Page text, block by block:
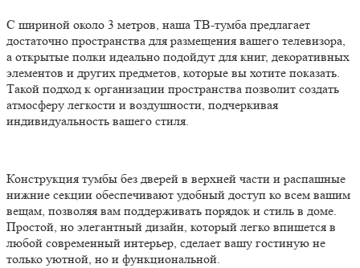
С шириной около 3 метров, наша ТВ-тумба предлагает
достаточно пространства для размещения вашего телевизора,
а открытые полки идеально подойдут для книг, декоративных
элементов и других предметов, которые вы хотите показать.
Такой подход к организации пространства позволит создать
атмосферу легкости и воздушности, подчеркивая
индивидуальность вашего стиля.
Конструкция тумбы без дверей в верхней части и распашные
нижние секции обеспечивают удобный доступ ко всем вашим
вещам, позволяя вам поддерживать порядок и стиль в доме.
Простой, но элегантный дизайн, который легко впишется в
любой современный интерьер, сделает вашу гостиную не
только уютной, но и функциональной.